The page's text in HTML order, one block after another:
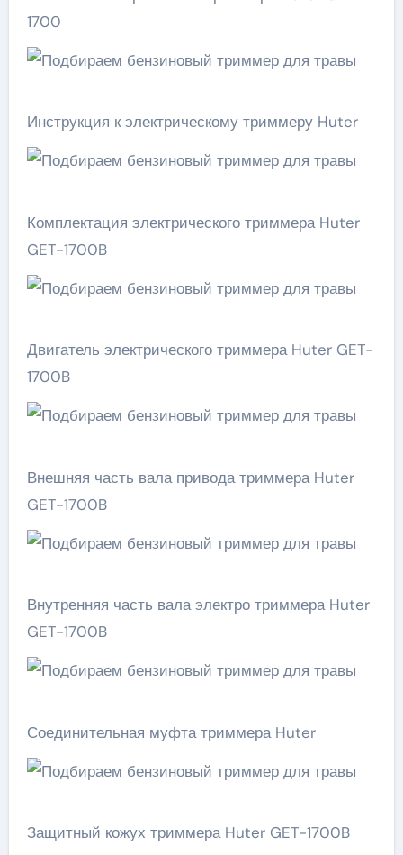
1700
Инструкция к электрическому триммеру Huter
Комплектация электрического триммера Huter
GET-1700B
Двигатель электрического триммера Huter GET-
1700B
Внешняя часть вала привода триммера Huter
GET-1700B
Внутренняя часть вала электро триммера Huter
GET-1700B
Соединительная муфта триммера Huter
Защитный кожух триммера Huter GET-1700B